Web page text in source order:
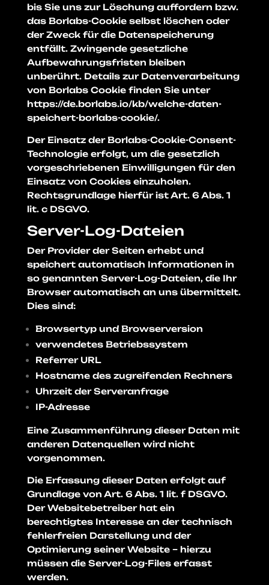
bis Sie uns zur Löschung auffordern bzw.
das Borlabs-Cookie selbst löschen oder
der Zweck für die Datenspeicherung
entfällt. Zwingende gesetzliche
Aufbewahrungsfristen bleiben
unberührt. Details zur Datenverarbeitung
von Borlabs Cookie finden Sie unter
https://de.borlabs.io/kb/welche-daten-
speichert-borlabs-cookie/.
Der Einsatz der Borlabs-Cookie-Consent-
Technologie erfolgt, um die gesetzlich
vorgeschriebenen Einwilligungen für den
Einsatz von Cookies einzuholen.
Rechtsgrundlage hierfür ist Art. 6 Abs. 1
lit. c DSGVO.
Server-Log-Dateien
Der Provider der Seiten erhebt und
speichert automatisch Informationen in
so genannten Server-Log-Dateien, die Ihr
Browser automatisch an uns übermittelt.
Dies sind:
Browsertyp und Browserversion
verwendetes Betriebssystem
Referrer URL
Hostname des zugreifenden Rechners
Uhrzeit der Serveranfrage
IP-Adresse
Eine Zusammenführung dieser Daten mit
anderen Datenquellen wird nicht
vorgenommen.
Die Erfassung dieser Daten erfolgt auf
Grundlage von Art. 6 Abs. 1 lit. f DSGVO.
Der Websitebetreiber hat ein
berechtigtes Interesse an der technisch
fehlerfreien Darstellung und der
Optimierung seiner Website – hierzu
müssen die Server-Log-Files erfasst
werden.